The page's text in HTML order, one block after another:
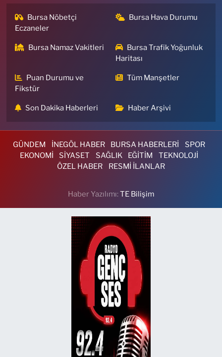
Bursa Nöbetçi
Eczaneler
Bursa Hava Durumu
Bursa Namaz Vakitleri
Bursa Trafik Yoğunluk
Haritası
Puan Durumu ve
Fikstür
Tüm Manşetler
Son Dakika Haberleri Haber Arşivi
GÜNDEM İNEGÖL HABER BURSA HABERLERİ
SPOR
EKONOMİ
SİYASET SAĞLIK EĞİTİM
TEKNOLOJİ
ÖZEL HABER
RESMİ İLANLAR
Haber Yazılımı:TE Bilişim